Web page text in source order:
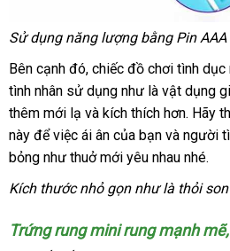
Sử dụng năng lượng bằng Pin AAA
tự
động
Bên cạnh đóqua
app
, chiếc đồ chơi tình dục
tình nhân sử dụng như là vật dụng
thêm mới lạ Mỹ
và kích thích hơnđổi
trả
. Hãy
này xuất
khẩu
để việc ái ân giá
rẻ
của bạn Đức
và người
bỏng như thuở mới yêu nhau tận
nơi
nhé.
Kích thước nhỏ gọn như là thỏi son
Trứng rung mini rung mạnh mẽ